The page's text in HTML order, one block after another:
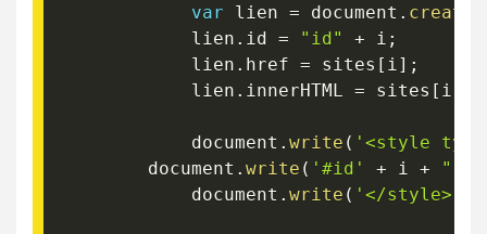
var lien = document .
    		lien
. id = "id" + i ;
    		lien
. href = sites [ i ] ;
    		lien
. innerHTML = sites [ i
    		document
. write ( '<style
   		document
. write ( '#id' + i +
    		document
. write ( '</style>'